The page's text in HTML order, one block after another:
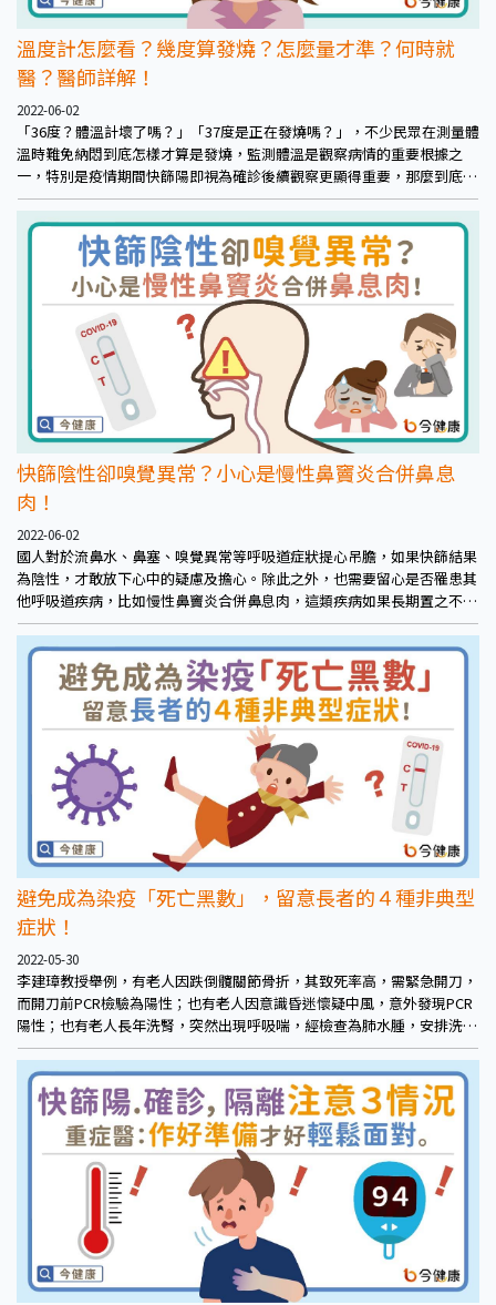
溫度計怎麼看？幾度算發燒？怎麼量才準？何時就
醫？醫師詳解！
2022-06-02
「36度？體溫計壞了嗎？」「37度是正在發燒嗎？」，不少民眾在測量體
溫時難免納悶到底怎樣才算是發燒，監測體溫是觀察病情的重要根據之
一，特別是疫情期間快篩陽即視為確診後續觀察更顯得重要，那麼到底怎
麼量才對？又該注意什麼？哪時候要就醫？民生承安診所王健宇醫師一一
解惑。
快篩陰性卻嗅覺異常？小心是慢性鼻竇炎合併鼻息
肉！
2022-06-02
國人對於流鼻水、鼻塞、嗅覺異常等呼吸道症狀提心吊膽，如果快篩結果
為陰性，才敢放下心中的疑慮及擔心。除此之外，也需要留心是否罹患其
他呼吸道疾病，比如慢性鼻竇炎合併鼻息肉，這類疾病如果長期置之不
理，恐增加中耳炎和睡眠呼吸中止等共病風險。
避免成為染疫「死亡黑數」，留意長者的４種非典型
症狀！
2022-05-30
李建璋教授舉例，有老人因跌倒髖關節骨折，其致死率高，需緊急開刀，
而開刀前PCR檢驗為陽性；也有老人因意識昏迷懷疑中風，意外發現PCR
陽性；也有老人長年洗腎，突然出現呼吸喘，經檢查為肺水腫，安排洗腎
時發現PCR陽性。